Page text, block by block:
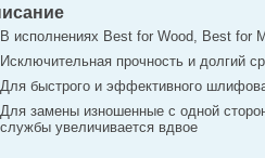
В исполнениях Best for Wood, Best for
Исключительная прочность и долгий
Для быстрого и эффективного
Для замены изношенные с одной
службы увеличивается вдвое